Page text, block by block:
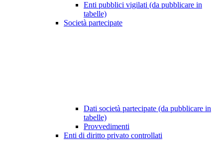
Enti pubblici vigilati (da pubblicare in
tabelle)
Società partecipate
Dati società partecipate (da pubblicare in
tabelle)
Provvedimenti
Enti di diritto privato controllati